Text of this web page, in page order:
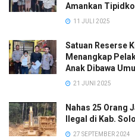
Amankan
11 JULI 2025
Satuan Reserse
Menangkap
Anak Dibawa
21 JUNI 2025
Nahas 25 Orang
Ilegal di Kab.
27 SEPTEMBER 2024